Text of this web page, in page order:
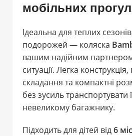
мобільних
Ідеальна для теплих
подорожей — коляска
вашим надійним партнером
ситуації. Легка
складання та компактні
без зусиль транспортувати
невеликому багажнику.
Підходить для дітей від6